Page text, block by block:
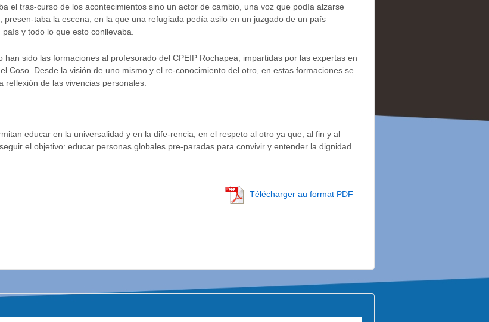
el tras-curso de los acontecimientos sino un actor de cambio, una voz que podía alzarse
taba la escena, en la que una refugiada pedía asilo en un juzgado de un país
y todo lo que esto conllevaba.
sido las formaciones al profesorado del CPEIP Rochapea, impartidas por las expertas en
Coso. Desde la visión de uno mismo y el re-conocimiento del otro, en estas formaciones se
de las vivencias personales.
educar en la universalidad y en la dife-rencia, en el respeto al otro ya que, al fin y al
el objetivo: educar personas globales pre-paradas para convivir y entender la dignidad
Télécharger au format PDF